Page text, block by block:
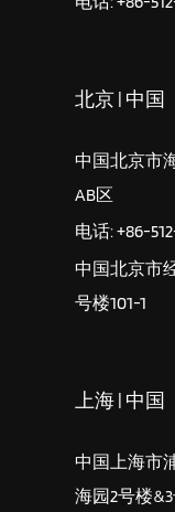
北京 | 中国
中国北京市
AB区
电话: +86-
中国北京市
号楼101-1
上海 | 中国
中国上海市
海园2号楼